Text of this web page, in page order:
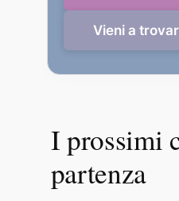
Vieni a
I prossimi
partenza